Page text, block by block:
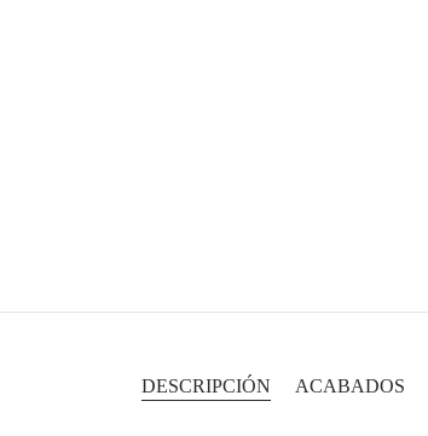
DESCRIPCIÓN ACABADOS